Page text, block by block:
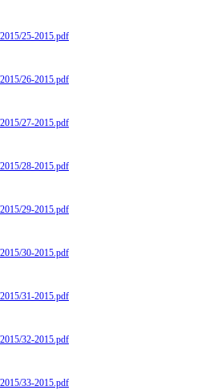
25-2015.pdf
26-2015.pdf
27-2015.pdf
28-2015.pdf
29-2015.pdf
30-2015.pdf
31-2015.pdf
32-2015.pdf
33-2015.pdf